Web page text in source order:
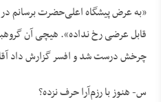
قابل عرضی رخ نداده». هیچی آن
چرخش درست شد و افسر گزارش داد
س- هنوز با رزم‌آرا حرف نزده؟